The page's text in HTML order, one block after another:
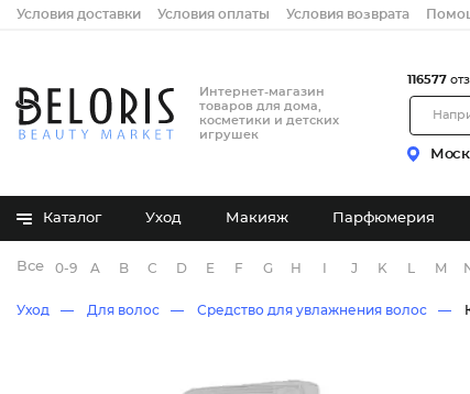
Условия доставки Условия оплаты Условия возврата
Интернет-магазин
товаров для дома,
косметики и детских
игрушек
116577
Каталог Уход Макияж Парфюмерия
Все бренды
0-9 A B C D E F G H J K M
Уход Для волос Средство для увлажнения волос